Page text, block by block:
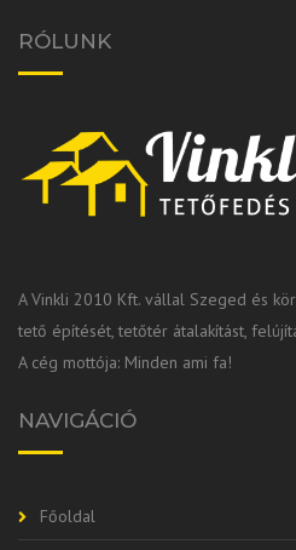
RÓLUNK
A Vinkli 2010 Kft. vállal Szeged és
tető építését, tetőtér átalakítást,
A cég mottója: Minden ami fa!
NAVIGÁCIÓ
Főoldal